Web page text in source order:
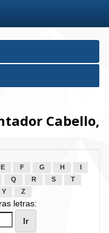
Cabello,
E F G H
Q R S
T
Y Z
letras: